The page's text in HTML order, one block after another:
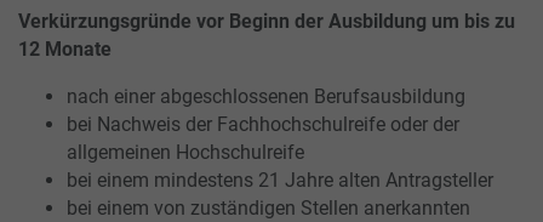
Verkürzungsgründe vor Beginn der Ausbildung um bis zu
12 Monate
nach einer abgeschlossenen Berufsausbildung
bei Nachweis der Fachhochschulreife oder der
allgemeinen Hochschulreife
bei einem mindestens 21 Jahre alten Antragsteller
bei einem von zuständigen Stellen anerkannten